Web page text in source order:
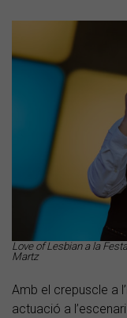
Love of Lesbian a la
Martz
Amb el crepuscle a
actuació a